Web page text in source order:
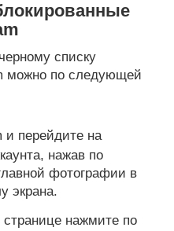
списку
можно по следующей
и перейдите на
нажав по
фотографии в
экрана.
нажмите по